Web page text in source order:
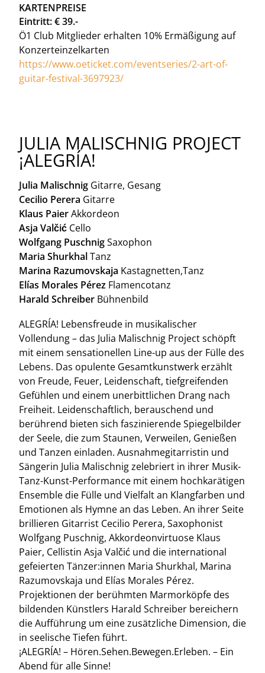
KARTENPREISE
Eintritt: € 39.-
Ö1 Club Mitglieder erhalten 10% Ermäßigung auf
Konzerteinzelkarten
https://www.oeticket.com/eventseries/2-art-of-
guitar-festival-3697923/
JULIA MALISCHNIG PROJECT
¡ALEGRÍA!
Julia Malischnig Gitarre, Gesang
Cecilio Perera Gitarre
Klaus PaierAkkordeon
Asja Valčić Cello
Wolfgang PuschnigSaxophon
Maria ShurkhalTanz
Marina Razumovskaja Kastagnetten,Tanz
Elías Morales Pérez Flamencotanz
Harald Schreiber Bühnenbild
ALEGRÍA! Lebensfreude in musikalischer
Vollendung – das Julia Malischnig Project schöpft
mit einem sensationellen Line-up aus der Fülle des
Lebens. Das opulente Gesamtkunstwerk erzählt
von Freude, Feuer, Leidenschaft, tiefgreifenden
Gefühlen und einem unerbittlichen Drang nach
Freiheit. Leidenschaftlich, berauschend und
berührend bieten sich faszinierende Spiegelbilder
der Seele, die zum Staunen, Verweilen, Genießen
und Tanzen einladen. Ausnahmegitarristin und
Sängerin Julia Malischnig zelebriert in ihrer Musik-
Tanz-Kunst-Performance mit einem hochkarätigen
Ensemble die Fülle und Vielfalt an Klangfarben und
Emotionen als Hymne an das Leben. An ihrer Seite
brillieren Gitarrist Cecilio Perera, Saxophonist
Wolfgang Puschnig, Akkordeonvirtuose Klaus
Paier, Cellistin Asja Valčić und die international
gefeierten Tänzer:innen Maria Shurkhal, Marina
Razumovskaja und Elías Morales Pérez.
Projektionen der berühmten Marmorköpfe des
bildenden Künstlers Harald Schreiber bereichern
die Aufführung um eine zusätzliche Dimension, die
in seelische Tiefen führt.
¡ALEGRÍA! – Hören.Sehen.Bewegen.Erleben. – Ein
Abend für alle Sinne!